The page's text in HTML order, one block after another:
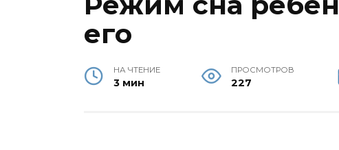
его
НА ЧТЕНИЕ
3 мин
ПРОСМОТРОВ
227